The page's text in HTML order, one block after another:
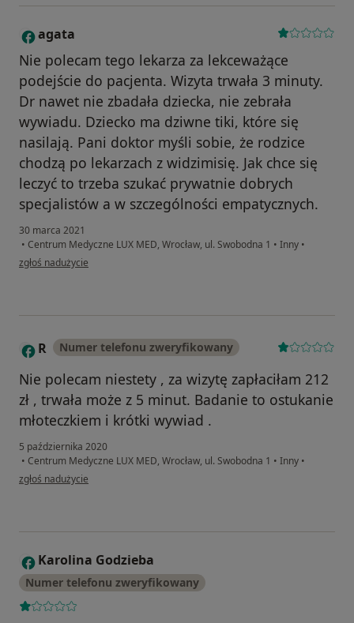
A agata
Nie polecam tego lekarza za lekceważące
podejście do pacjenta. Wizyta trwała 3 minuty.
Dr nawet nie zbadała dziecka, nie zebrała
wywiadu. Dziecko ma dziwne tiki, które się
nasilają. Pani doktor myśli sobie, że rodzice
chodzą po lekarzach z widzimisię. Jak chce się
leczyć to trzeba szukać prywatnie dobrych
specjalistów a w szczególności empatycznych.
30 marca 2021
• Centrum Medyczne LUX MED, Wrocław, ul. Swobodna 1 • Inny •
w opinii użytkownika agata
zgłoś nadużycie
R Numer telefonu zweryfikowany
Nie polecam niestety , za wizytę zapłaciłam 212
zł , trwała może z 5 minut. Badanie to ostukanie
młoteczkiem i krótki wywiad .
5 października 2020
• Centrum Medyczne LUX MED, Wrocław, ul. Swobodna 1 • Inny •
w opinii użytkownika R
zgłoś nadużycie
K Karolina Godzieba
Numer telefonu zweryfikowany